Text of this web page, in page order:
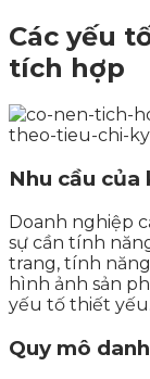
Các yếu
tích hợp
Nhu cầu
Doanh nghiệp
sự cần tính
trang, tính
hình ảnh sản
yếu tố thiết yếu.
Quy mô